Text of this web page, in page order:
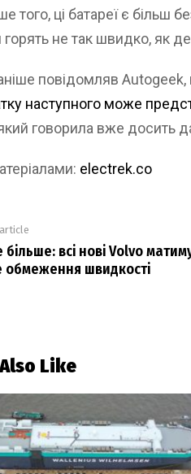
того, ці батареї є
не так швидко, як
повідомляв Autogeek,
наступного може
говорила вже досить
electrek.co
більше: всі нові Volvo
обмеження швидкості
Like